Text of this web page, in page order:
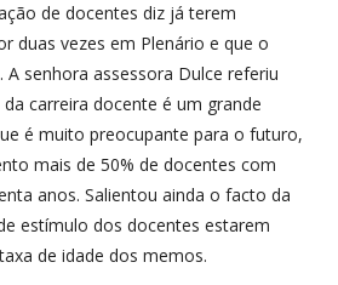
de docentes diz já terem
duas vezes em Plenário e que o
senhora assessora Dulce referiu
carreira docente é um grande
é muito preocupante para o futuro,
mais de 50% de docentes com
anos. Salientou ainda o facto da
estímulo dos docentes estarem
de idade dos memos.